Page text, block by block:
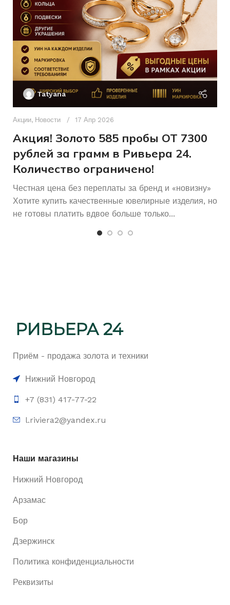
ХАРАКТЕРИСТИКА КАМНЯ
38брКр17-
0,14 2/3,
39брКр57-
0,29 7/5
РАЗМЕР КОЛЬЦА
ДЛЯ КОГО Женщинам
СОСТОЯНИЕ Б/У
КОЛИЧЕСТВО КАМНЕЙ
БРЕНД Без бренда
ДЛЯ КОГО Женщинам
Tatyana
Акции, Новости 17 Апр 2026
Акция! Золото 585 пробы ОТ 7300
рублей за грамм в Ривьера 24.
Количество ограничено!
Честная цена без переплаты за бренд и «новизну»
Хотите купить качественные ювелирные изделия, но
не готовы платить вдвое больше только...
Приём - продажа золота и техники
Нижний Новгород
+7 (831) 417-77-22
l.riviera2@yandex.ru
Наши магазины
Нижний Новгород
Арзамас
Бор
Дзержинск
Политика конфиденциальности
Реквизиты